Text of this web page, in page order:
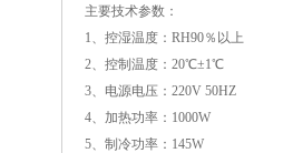
主要技术参数：
1、控湿温度：RH90％以上
2、控制温度：20℃±1℃
3、电源电压：220V 50HZ
4、加热功率：1000W
5、制冷功率：145W